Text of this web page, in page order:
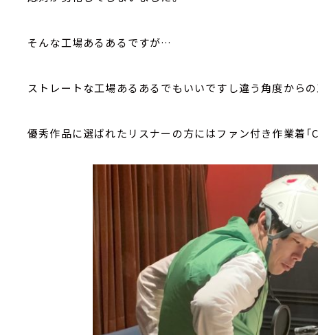
そんな工場あるあるですが…
ストレートな工場あるあるでもいいですし違う角度から
優秀作品に選ばれたリスナーの方にはファン付き作業着「